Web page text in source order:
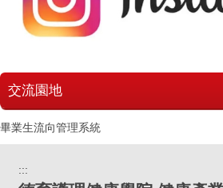
交流園地
畢業生流向管理系統
:::